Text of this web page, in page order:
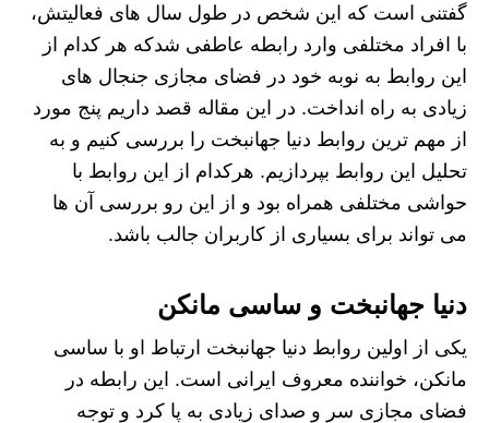
گفتنی است که این شخص در طول سال های فعالیتش،
با افراد مختلفی وارد رابطه عاطفی شدکه هر کدام از
این روابط به نوبه خود در فضای مجازی جنجال های
زیادی به راه انداخت. در این مقاله قصد داریم پنج مورد
از مهم ترین روابط دنیا جهانبخت را بررسی کنیم و به
تحلیل این روابط بپردازیم. هرکدام از این روابط با
حواشی مختلفی همراه بود و از این رو بررسی آن ها
می تواند برای بسیاری از کاربران جالب باشد.
دنیا جهانبخت و ساسی مانکن
یکی از اولین روابط دنیا جهانبخت ارتباط او با ساسی
مانکن، خواننده معروف ایرانی است. این رابطه در
فضای مجازی سر و صدای زیادی به پا کرد و توجه